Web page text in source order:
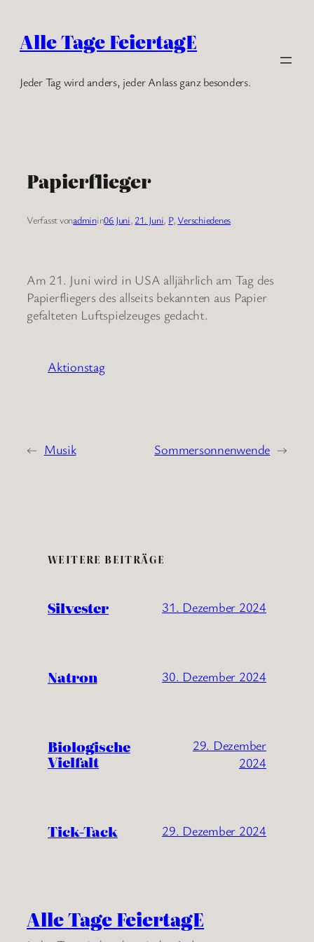
Inhalt
springen
Alle Tage FeiertagE
Jeder Tag wird anders, jeder Anlass ganz besonders.
Papierflieger
Verfasst vonadminin06 Juni, 21. Juni, P, Verschiedenes
Am 21. Juni wird in USA alljährlich am Tag des
Papierfliegers des allseits bekannten aus Papier
gefalteten Luftspielzeuges gedacht.
Aktionstag
← Musik Sommersonnenwende →
WEITERE BEITRÄGE
Silvester 31. Dezember 2024
Natron 30. Dezember 2024
Biologische
Vielfalt
29. Dezember
2024
Tick-Tack 29. Dezember 2024
Alle Tage FeiertagE